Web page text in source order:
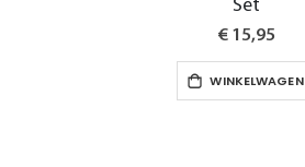
Set
€ 15,95
WINKELWAGEN